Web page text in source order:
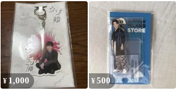
渡辺翔太
¥1,000 ¥500